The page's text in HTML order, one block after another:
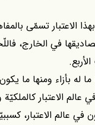
الاعتبار تسمّى
في الخارج،
له بأزاء ومنها ما
الاعتبار
في عالم الاعتبار،